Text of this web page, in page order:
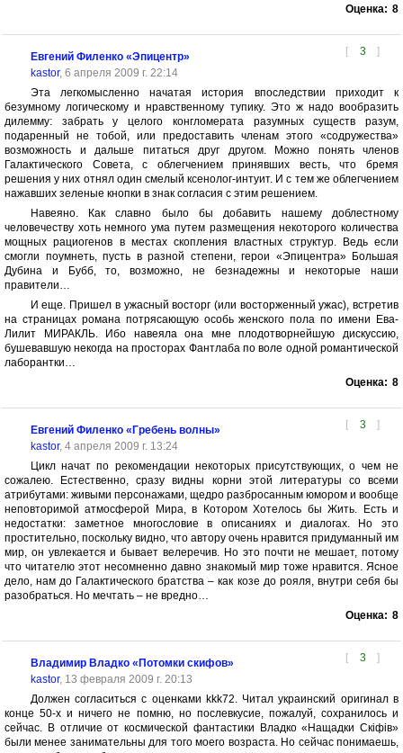
Оценка: 8
[ 3 ]
Евгений Филенко «Эпицентр»
kastor, 6 апреля 2009 г. 22:14
Эта легкомысленно начатая история впоследствии приходит к
безумному логическому и нравственному тупику. Это ж надо вообразить
дилемму: забрать у целого конгломерата разумных существ разум,
подаренный не тобой, или предоставить членам этого «содружества»
возможность и дальше питаться друг другом. Можно понять членов
Галактического Совета, с облегчением принявших весть, что бремя
решения у них отнял один смелый ксенолог-интуит. И с тем же облегчением
нажавших зеленые кнопки в знак согласия с этим решением.
Навеяно. Как славно было бы добавить нашему доблестному
человечеству хоть немного ума путем размещения некоторого количества
мощных рациогенов в местах скопления властных структур. Ведь если
смогли поумнеть, пусть в разной степени, герои «Эпицентра» Большая
Дубина и Бубб, то, возможно, не безнадежны и некоторые наши
правители…
И еще. Пришел в ужасный восторг (или восторженный ужас), встретив
на страницах романа потрясающую особь женского пола по имени Ева-
Лилит МИРАКЛЬ. Ибо навеяла она мне плодотворнейшую дискуссию,
бушевавшую некогда на просторах Фантлаба по воле одной романтической
лаборантки…
Оценка: 8
[ 3 ]
Евгений Филенко «Гребень волны»
kastor, 4 апреля 2009 г. 13:24
Цикл начат по рекомендации некоторых присутствующих, о чем не
сожалею. Естественно, сразу видны корни этой литературы со всеми
атрибутами: живыми персонажами, щедро разбросанным юмором и вообще
неповторимой атмосферой Мира, в Котором Хотелось бы Жить. Есть и
недостатки: заметное многословие в описаниях и диалогах. Но это
простительно, поскольку видно, что автору очень нравится придуманный им
мир, он увлекается и бывает велеречив. Но это почти не мешает, потому
что читателю этот несомненно давно знакомый мир тоже нравится. Ясное
дело, нам до Галактического братства – как козе до рояля, внутри себя бы
разобраться. Но мечтать – не вредно…
Оценка: 8
[ 3 ]
Владимир Владко «Потомки скифов»
kastor, 13 февраля 2009 г. 20:13
Должен согласиться с оценками kkk72. Читал украинский оригинал в
конце 50-х и ничего не помню, но послевкусие, пожалуй, сохранилось и
сейчас. В отличие от космической фантастики Владко «Нащадки Скіфів»
были менее занимательны для того моего возраста. Но сейчас понимаешь,